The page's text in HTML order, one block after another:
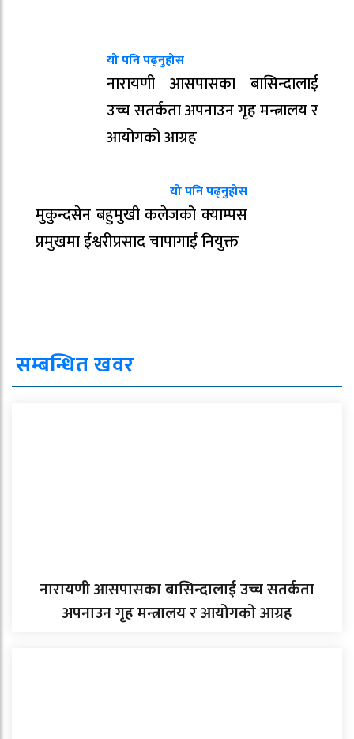
यो पनि पढ्नुहोस
नारायणी आसपासका बासिन्दालाई
उच्च सतर्कता अपनाउन गृह मन्त्रालय र
आयोगको आग्रह
यो पनि पढ्नुहोस
मुकुन्दसेन बहुमुखी कलेजको क्याम्पस
प्रमुखमा ईश्वरीप्रसाद चापागाईं नियुक्त
सम्बन्धित खवर
नारायणी आसपासका बासिन्दालाई उच्च सतर्कता
अपनाउन गृह मन्त्रालय र आयोगको आग्रह